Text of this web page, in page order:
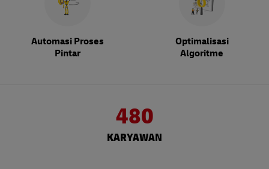
Automasi Proses
Pintar
Optimalisasi
Algoritme
480
KARYAWAN